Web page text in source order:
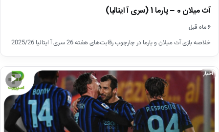
آث میلان 0 – پارما 1 (سری آ ایتالیا)
۶ ماه قبل
خلاصه بازی آث میلان و پارما در چارچوب رقابت‌های هفته 26 سری آ ایتالیا 2025/26
▶
اخبار